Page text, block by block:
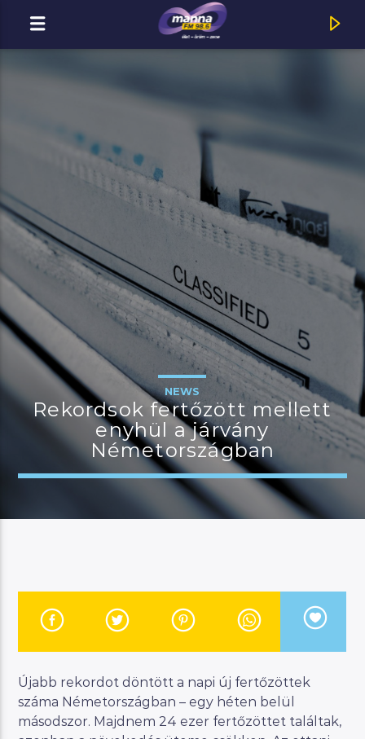
MOST ADÁSBAN
MannaFM
JELENLEGI MŰSOR
MANNA SELECTION
Manna FM
NEWS
Rekordsok fertőzött mellett
enyhül a járvány
Németországban
Újabb rekordot döntött a napi új fertőzöttek
száma Németországban – egy héten belül
másodszor. Majdnem 24 ezer fertőzöttet találtak,